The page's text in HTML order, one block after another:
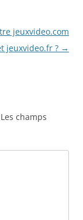
jeuxvideo.com
jeuxvideo.fr ? →
Les champs